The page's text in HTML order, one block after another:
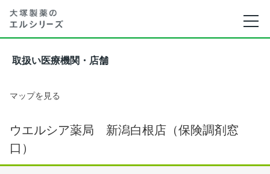
取扱い医療機関・店舗
マップを見る
ウエルシア薬局 新潟白根店（保険調剤窓
口）